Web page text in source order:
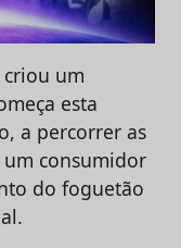
criou um
esta
a percorrer as
consumidor
do foguetão